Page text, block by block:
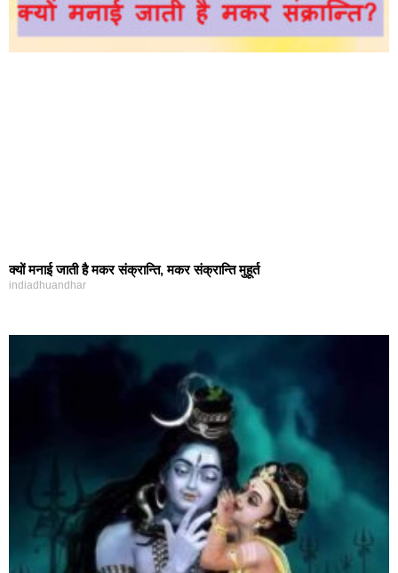
क्यों मनाई जाती है मकर संक्रान्ति, मकर संक्रान्ति मुहूर्त
indiadhuandhar